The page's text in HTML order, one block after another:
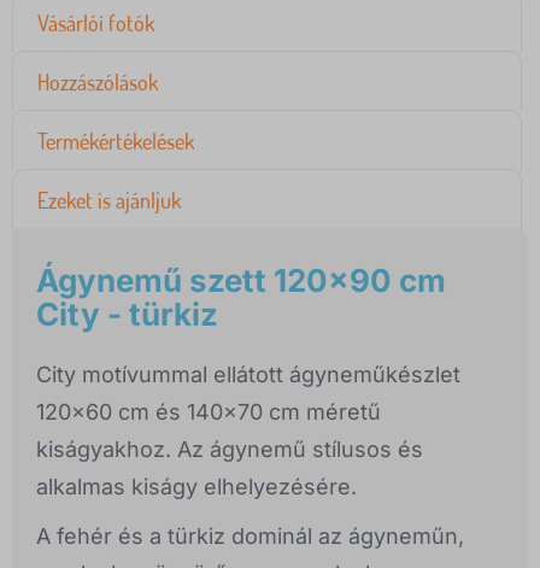
Vásárlói fotók
Hozzászólások
Termékértékelések
Ezeket is ajánljuk
Ágynemű szett 120x90 cm
City - türkiz
City motívummal ellátott ágyneműkészlet
120x60 cm és 140x70 cm méretű
kiságyakhoz. Az ágynemű stílusos és
alkalmas kiságy elhelyezésére.
A fehér és a türkiz dominál az ágyneműn,